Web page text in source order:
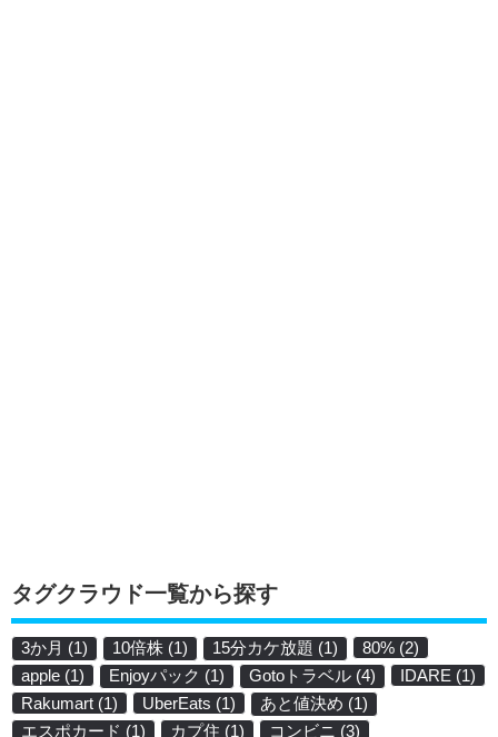
タグクラウド一覧から探す
3か月 (1) 10倍株 (1) 15分カケ放題 (1) 80% (2)
apple (1) Enjoyパック (1) Gotoトラベル (4) IDARE (1)
Rakumart (1) UberEats (1) あと値決め (1)
エスポカード (1) カプ住 (1) コンビニ (3)